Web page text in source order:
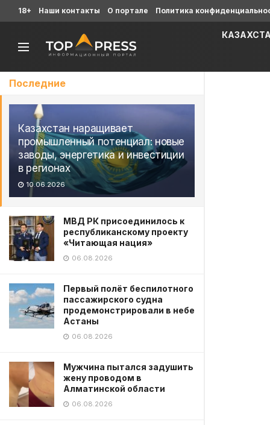
Последние
Казахстан наращивает
промышленный потенциал: новые
заводы, энергетика и инвестиции
в регионах
10.06.2026
МВД РК присоединилось к
республиканскому проекту
«Читающая нация»
06.08.2026
Первый полёт беспилотного
пассажирского судна
продемонстрировали в небе
Астаны
06.08.2026
Мужчина пытался задушить
жену проводом в
Алматинской области
06.08.2026
18+ Наши контакты О портале Политика